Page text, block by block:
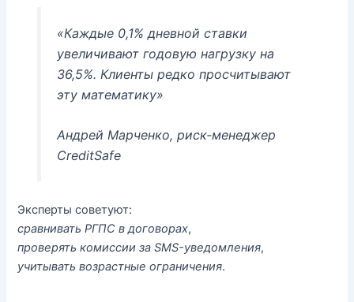
«Каждые 0,1% дневной ставки
увеличивают годовую нагрузку на
36,5%. Клиенты редко просчитывают
эту математику»
Андрей Марченко, риск-менеджер
CreditSafe
Эксперты советуют:
сравнивать РГПС в договорах,
проверять комиссии за SMS-уведомления,
учитывать возрастные ограничения.